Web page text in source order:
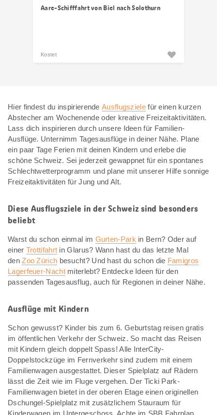
Aare-Schifffahrt von Biel nach Solothurn
Kostet
Hier findest du inspirierendeAusflugszielefür einen kurzen
Abstecher am Wochenende oder kreative Freizeitaktivitäten.
Lass dich inspirieren durch unsere Ideen für Familien-
Ausflüge. Unternimm Tagesausflüge in deiner Nähe. Plane
ein paar Tage Ferien mit deinen Kindern und erlebe die
schöne Schweiz. Sei jederzeit gewappnet für ein spontanes
Schlechtwetterprogramm und plane mit unserer Hilfe sonnige
Freizeitaktivitäten für Jung und Alt.
Diese Ausflugsziele in der Schweiz sind besonders
beliebt
Warst du schon einmal im Gurten-Park in Bern? Oder auf
einer Trottifahrt in Glarus? Wann hast du das letzte Mal
denZoo Zürich besucht? Und hast du schon die Famigros
Lagerfeuer-Nachtmiterlebt? Entdecke Ideen für den
passenden Tagesausflug, auch für Regionen in deiner Nähe.
Ausflüge mit Kindern
Schon gewusst? Kinder bis zum 6. Geburtstag reisen gratis
im öffentlichen Verkehr der Schweiz. So macht das Reisen
mit Kindern gleich doppelt Spass! Alle InterCity-
Doppelstockzüge im Fernverkehr sind zudem mit einem
Familienwagen ausgestattet. Dieser Spielplatz auf Rädern
lässt die Zeit wie im Fluge vergehen. Der Ticki Park-
Familienwagen bietet in der oberen Etage einen originellen
Dschungel-Spielplatz mit zusätzlichem Stauraum für
Kinderwagen im Untergeschoss. Achte im SBB Fahrplan